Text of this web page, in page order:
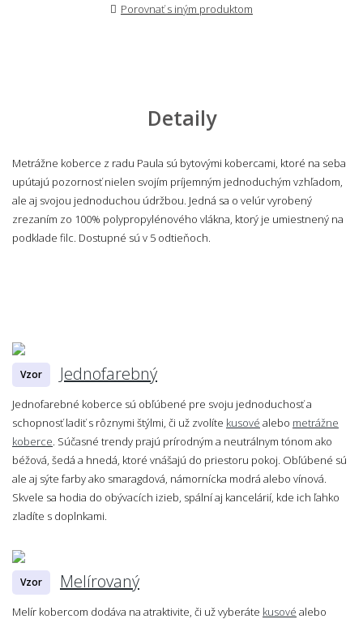
Porovnať s iným produktom
Detaily
Metrážne koberce z radu Paula sú bytovými kobercami, ktoré na seba
upútajú pozornosť nielen svojím príjemným jednoduchým vzhľadom,
ale aj svojou jednoduchou údržbou. Jedná sa o velúr vyrobený
zrezaním zo 100% polypropylénového vlákna, ktorý je umiestnený na
podklade filc. Dostupné sú v 5 odtieňoch.
Vzor Jednofarebný
Jednofarebné koberce sú obľúbené pre svoju jednoduchosť a
schopnosť ladiť s rôznymi štýlmi, či už zvolíte kusové alebo metrážne
koberce . Súčasné trendy prajú prírodným a neutrálnym tónom ako
béžová, šedá a hnedá, ktoré vnášajú do priestoru pokoj. Obľúbené sú
ale aj sýte farby ako smaragdová, námornícka modrá alebo vínová.
Skvele sa hodia do obývacích izieb, spální aj kancelárií, kde ich ľahko
zladíte s doplnkami.
Vzor Melírovaný
Melír kobercom dodáva na atraktivite, či už vyberáte kusové alebo